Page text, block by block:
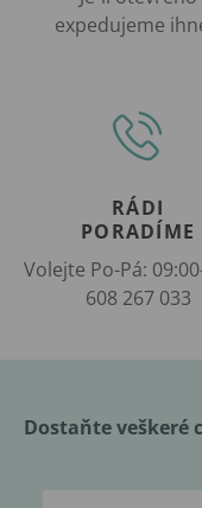
expedujeme
RÁDI
PORADÍME
Volejte Po-Pá:
608 267 033
Dostaňte veškeré